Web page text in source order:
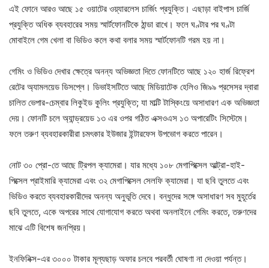
এই ফোনে আরও আছে ১৫ ওয়াটের ওয়্যারলেস চার্জিং প্রযুক্তি। এছাড়া বাইপাস চার্জি
প্রযুক্তি অধিক ব্যবহারের সময় স্মার্টফোনটিকে ঠান্ডা রাখে। ফলে ঘণ্টার পর ঘণ্টা
মোবাইলে গেম খেলা বা ভিডিও কলে কথা বলার সময় স্মার্টফোনটি গরম হয় না।
গেমিং ও ভিডিও দেখার ক্ষেত্রে অনন্য অভিজ্ঞতা দিতে ফোনটিতে আছে ১২০ হার্জ রিফ্রেশ
রেটের অ্যামলয়েড ডিসপ্লে। ডিভাইসটিতে আছে মিডিয়াটেক হেলিও জি৯৯ প্রসেসর দ্বারা
চালিত ভেপার-চেম্বার লিকুইড কুলিং প্রযুক্তি; যা মাল্টি টাস্কিংয়ে অসাধারণ এক অভিজ্ঞতা
দেয়। ফোনটি চলে অ্যান্ড্রয়েড ১৩ এর ওপর গঠিত এক্সওএস ১৩ অপারেটিং সিস্টেমে।
ফলে তরুণ ব্যবহারকারীরা চমৎকার ইউজার ইন্টারফেস উপভোগ করতে পারেন।
নোট ৩০ প্রো-তে আছে ট্রিপল ক্যামেরা। যার মধ্যে ১০৮ মেগাপিক্সেল আল্ট্রা-হাই-
পিক্সেল প্রাইমারি ক্যামেরা এবং ৩২ মেগাপিক্সেল সেলফি ক্যামেরা। যা ছবি তুলতে এবং
ভিডিও করতে ব্যবহারকারীদের অনন্য অনুভূতি দেবে। বন্ধুদের সঙ্গে অসাধারণ সব মুহূর্তের
ছবি তুলতে, একে অপরের সাথে যোগাযোগ করতে অথবা অনলাইনে গেমিং করতে, তরুণদের
মাঝে এটি বিশেষ জনপ্রিয়।
ইনফিনিক্স-এর ৩০০০ টাকার মূল্যছাড় অফার চলবে পরবর্তী ঘোষণা না দেওয়া পর্যন্ত।